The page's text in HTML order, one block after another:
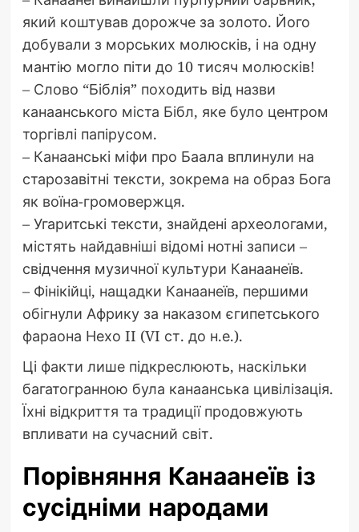
який коштував дорожче за золото. Його
добували з морських молюсків, і на одну
мантію могло піти до 10 тисяч молюсків!
– Слово “Біблія” походить від назви
канаанського міста Бібл, яке було центром
торгівлі папірусом.
– Канаанські міфи про Баала вплинули на
старозавітні тексти, зокрема на образ Бога
як воїна-громовержця.
– Угаритські тексти, знайдені археологами,
містять найдавніші відомі нотні записи –
свідчення музичної культури Канаанеїв.
– Фінікійці, нащадки Канаанеїв, першими
обігнули Африку за наказом єгипетського
фараона Нехо II (VI ст. до н.е.).
Ці факти лише підкреслюють, наскільки
багатогранною була канаанська цивілізація.
Їхні відкриття та традиції продовжують
впливати на сучасний світ.
Порівняння Канаанеїв із
сусідніми народами